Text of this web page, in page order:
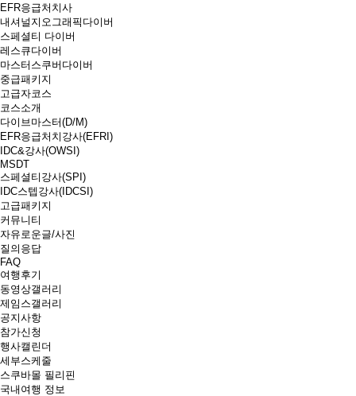
EFR응급처치사
내셔널지오그래픽다이버
스페셜티 다이버
레스큐다이버
마스터스쿠버다이버
중급패키지
고급자코스
코스소개
다이브마스터(D/M)
EFR응급처치강사(EFRI)
IDC&강사(OWSI)
MSDT
스페셜티강사(SPI)
IDC스텝강사(IDCSI)
고급패키지
커뮤니티
자유로운글/사진
질의응답
FAQ
여행후기
동영상갤러리
제임스갤러리
공지사항
참가신청
행사캘린더
세부스케줄
스쿠바몰 필리핀
국내여행 정보